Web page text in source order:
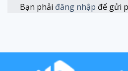
Bạn phải đăng nhập để gửi